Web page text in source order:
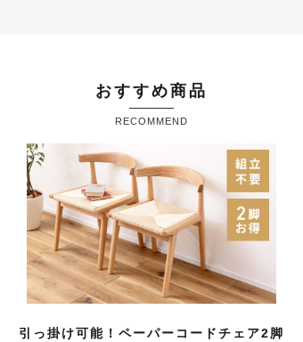
おすすめ商品
RECOMMEND
引っ掛け可能！ペーパーコードチェア2脚